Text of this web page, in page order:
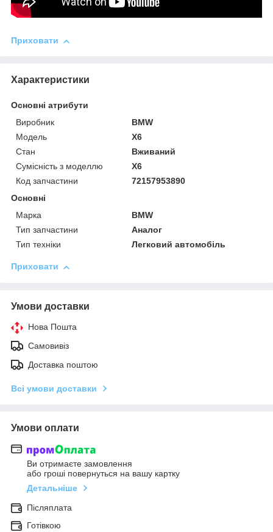
Приховати
Характеристики
Основні атрибути
Виробник
BMW
Модель
X6
Стан
Вживаний
Сумісність з моделлю
X6
Код запчастини
72157953890
Основні
Марка
BMW
Тип запчастини
Аналог
Тип техніки
Легковий автомобіль
Приховати
Умови доставки
Нова Пошта
Самовивіз
Доставка поштою
Всі умови доставки
Умови оплати
Ви отримаєте замовлення
або гроші повернуться на вашу картку
Детальніше
Післяплата
Готівкою